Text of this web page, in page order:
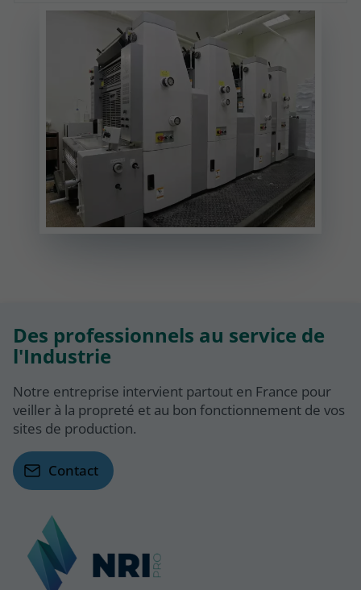
Des professionnels au service de
l'Industrie
Notre entreprise intervient partout en France pour
veiller à la propreté et au bon fonctionnement de vos
sites de production.
Contact